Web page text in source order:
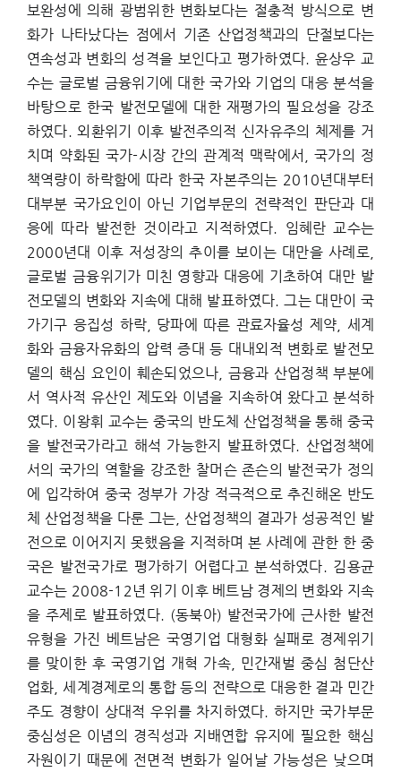
보완성에 의해 광범위한 변화보다는 절충적 방식으로 변
화가 나타났다는 점에서 기존 산업정책과의 단절보다는
연속성과 변화의 성격을 보인다고 평가하였다. 윤상우 교
수는 글로벌 금융위기에 대한 국가와 기업의 대응 분석을
바탕으로 한국 발전모델에 대한 재평가의 필요성을 강조
하였다. 외환위기 이후 발전주의적 신자유주의 체제를 거
치며 약화된 국가-시장 간의 관계적 맥락에서, 국가의 정
책역량이 하락함에 따라 한국 자본주의는 2010년대부터
대부분 국가요인이 아닌 기업부문의 전략적인 판단과 대
응에 따라 발전한 것이라고 지적하였다. 임혜란 교수는
2000년대 이후 저성장의 추이를 보이는 대만을 사례로,
글로벌 금융위기가 미친 영향과 대응에 기초하여 대만 발
전모델의 변화와 지속에 대해 발표하였다. 그는 대만이 국
가기구 응집성 하락, 당파에 따른 관료자율성 제약, 세계
화와 금융자유화의 압력 증대 등 대내외적 변화로 발전모
델의 핵심 요인이 훼손되었으나, 금융과 산업정책 부분에
서 역사적 유산인 제도와 이념을 지속하여 왔다고 분석하
였다. 이왕휘 교수는 중국의 반도체 산업정책을 통해 중국
을 발전국가라고 해석 가능한지 발표하였다. 산업정책에
서의 국가의 역할을 강조한 찰머슨 존슨의 발전국가 정의
에 입각하여 중국 정부가 가장 적극적으로 추진해온 반도
체 산업정책을 다룬 그는, 산업정책의 결과가 성공적인 발
전으로 이어지지 못했음을 지적하며 본 사례에 관한 한 중
국은 발전국가로 평가하기 어렵다고 분석하였다. 김용균
교수는 2008-12년 위기 이후 베트남 경제의 변화와 지속
을 주제로 발표하였다. (동북아) 발전국가에 근사한 발전
유형을 가진 베트남은 국영기업 대형화 실패로 경제위기
를 맞이한 후 국영기업 개혁 가속, 민간재벌 중심 첨단산
업화, 세계경제로의 통합 등의 전략으로 대응한 결과 민간
주도 경향이 상대적 우위를 차지하였다. 하지만 국가부문
중심성은 이념의 경직성과 지배연합 유지에 필요한 핵심
자원이기 때문에 전면적 변화가 일어날 가능성은 낮으며